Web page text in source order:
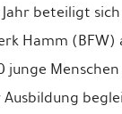
beteiligt
Hamm (BFW)
junge